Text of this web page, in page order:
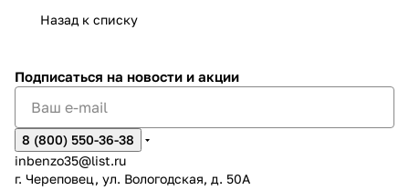
Назад к списку
Подписаться на новости и акции
8 (800) 550-36-38
inbenzo35@list.ru
г. Череповец, ул. Вологодская, д. 50А